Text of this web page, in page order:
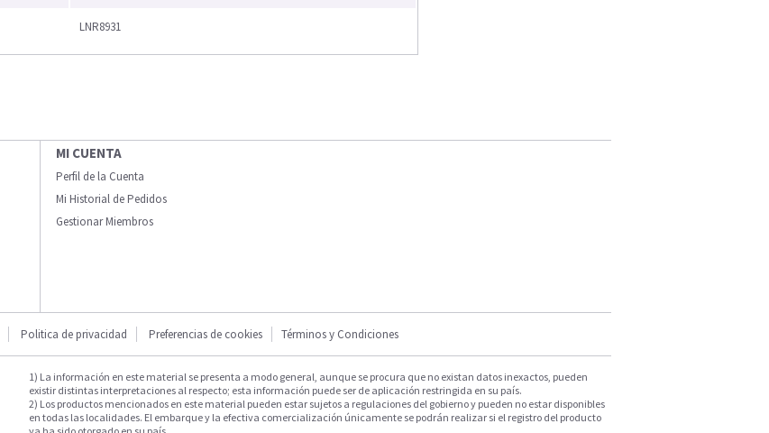
LNR8931
MI CUENTA
Perfil de la Cuenta
Mi Historial de Pedidos
Gestionar Miembros
Politica de privacidad Preferencias de cookies Términos y Condiciones
1) La información en este material se presenta a modo general, aunque se procura que no existan datos inexactos, pueden
existir distintas interpretaciones al respecto; esta información puede ser de aplicación restringida en su país.
2) Los productos mencionados en este material pueden estar sujetos a regulaciones del gobierno y pueden no estar disponibles
en todas las localidades. El embarque y la efectiva comercialización únicamente se podrán realizar si el registro del producto